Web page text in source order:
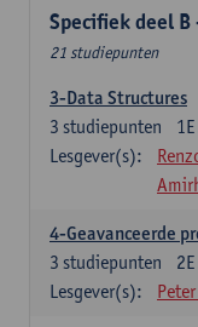
Specifiek deel
21 studiepunten
3-Data Structures
3 studiepunten
Lesgever(s):
4-Geavanceerde
3 studiepunten
Lesgever(s):